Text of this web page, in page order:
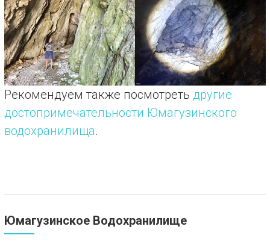
Рекомендуем также посмотреть другие
достопримечательности Юмагузинского
водохранилища.
Юмагузинское Водохранилище